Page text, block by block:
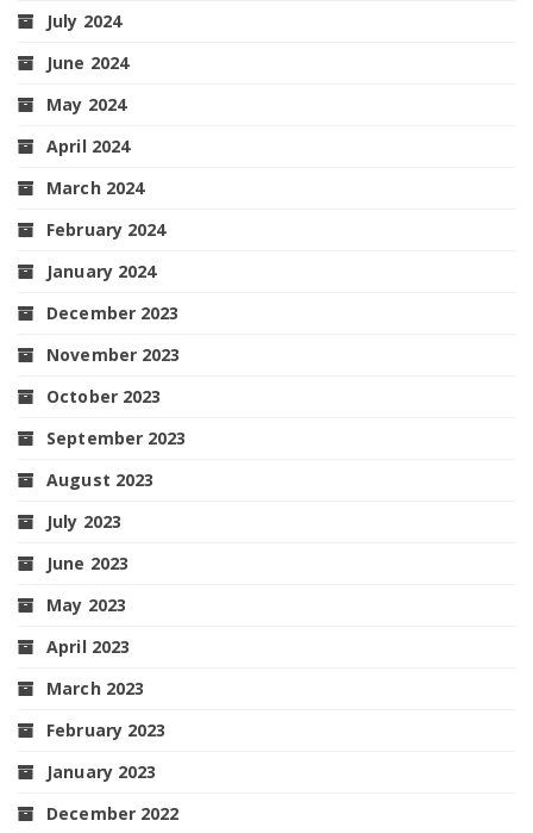
July 2024
June 2024
May 2024
April 2024
March 2024
February 2024
January 2024
December 2023
November 2023
October 2023
September 2023
August 2023
July 2023
June 2023
May 2023
April 2023
March 2023
February 2023
January 2023
December 2022